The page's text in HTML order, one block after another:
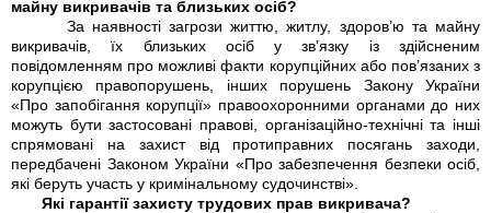
майну викривачів та близьких осіб?
За наявності загрози життю, житлу, здоров’ю та майну
викривачів, їх близьких осіб у зв’язку із здійсненим
повідомленням про можливі факти корупційних або пов’язаних з
корупцією правопорушень, інших порушень Закону України
«Про запобігання корупції» правоохоронними органами до них
можуть бути застосовані правові, організаційно-технічні та інші
спрямовані на захист від протиправних посягань заходи,
передбачені Законом України «Про забезпечення безпеки осіб,
які беруть участь у кримінальному судочинстві».
Які гарантії захисту трудових прав викривача?